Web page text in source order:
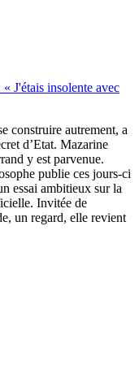
J'étais insolente avec
construire autrement, a
d’Etat. Mazarine
y est parvenue.
publie ces jours-ci
essai ambitieux sur la
Invitée de
un regard, elle revient